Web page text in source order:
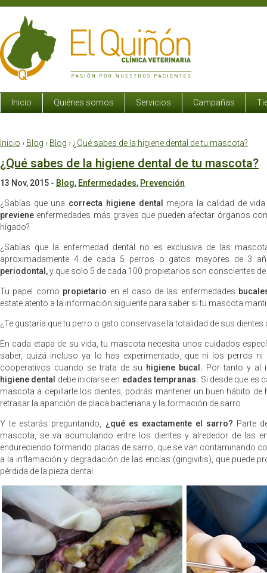
Inicio Quiénes somos Servicios Campañas
Inicio › Blog › Blog › ¿Qué sabes de la higiene dental de tu mascota?
¿Qué sabes de la higiene dental de tu mascota?
13 Nov, 2015 - Blog, Enfermedades, Prevención
¿Sabías que una correcta higiene dental
mejora la calidad de
previene enfermedades más graves que pueden afectar órganos
hígado?
¿Sabías que la enfermedad dental no es exclusiva de las
aproximadamente 4 de cada 5 perros o gatos mayores de 3
periodontal,y que solo 5 de cada 100 propietarios son conscientes de
Tu papel como propietario en el caso de las enfermedades
estate atento a la información siguiente para saber si tu mascota
¿Te gustaría que tu perro o gato conservase la totalidad de sus dientes
En cada etapa de su vida, tu mascota necesita unos cuidados
saber, quizá incluso ya lo has experimentado, que ni los perros
cooperativos cuando se trata de su higiene bucal. Por tanto y al
higiene dental debe iniciarse en edades tempranas. Si desde que es
mascota a cepillarle los dientes, podrás mantener un buen hábito de
retrasar la aparición de placa bacteriana y la formación de sarro.
Y te estarás preguntando, ¿qué es exactamente el sarro? Parte
mascota, se va acumulando entre los dientes y alrededor de las
endureciendo formando placas de sarro, que se van contaminando
a la inflamación y degradación de las encías (gingivitis), que puede
pérdida de la pieza dental.